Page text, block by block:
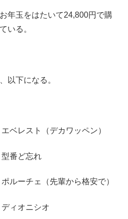
年玉をはたいて24,800円で購
いる。
以下になる。
レスト（デカワッペン）
番ど忘れ
ーチェ（先輩から格安で）
ィオニシオ